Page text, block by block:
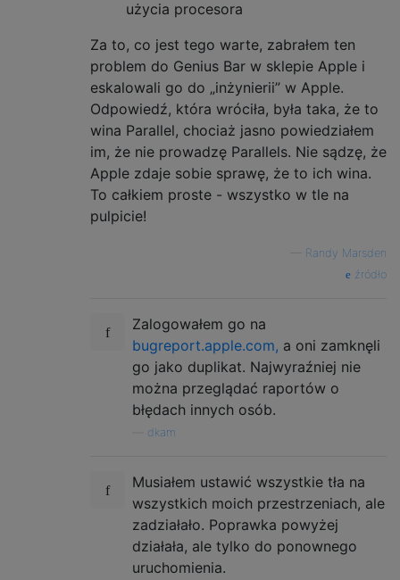
użycia procesora
Za to, co jest tego warte, zabrałem ten
problem do Genius Bar w sklepie Apple i
eskalowali go do „inżynierii” w Apple.
Odpowiedź, która wróciła, była taka, że ​​to
wina Parallel, chociaż jasno powiedziałem
im, że nie prowadzę Parallels. Nie sądzę, że
Apple zdaje sobie sprawę, że to ich wina.
To całkiem proste - wszystko w tle na
pulpicie!
Randy Marsden
źródło
Zalogowałem go na
bugreport.apple.com, a oni zamknęli
go jako duplikat. Najwyraźniej nie
można przeglądać raportów o
błędach innych osób.
dkam
Musiałem ustawić wszystkie tła na
wszystkich moich przestrzeniach, ale
zadziałało. Poprawka powyżej
działała, ale tylko do ponownego
uruchomienia.